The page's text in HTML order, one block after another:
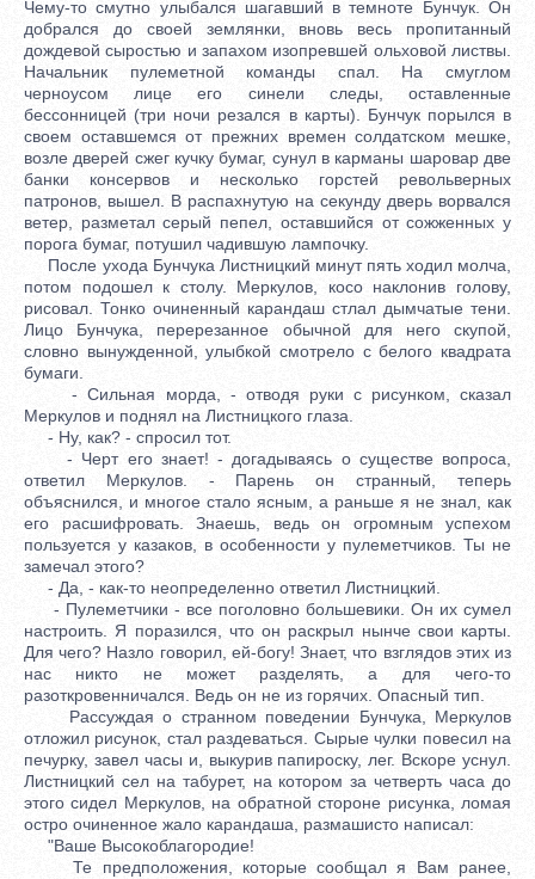
Чему-то смутно улыбался шагавший в темноте Бунчук. Он
добрался до своей землянки, вновь весь пропитанный
дождевой сыростью и запахом изопревшей ольховой листвы.
Начальник пулеметной команды спал. На смуглом
черноусом лице его синели следы, оставленные
бессонницей (три ночи резался в карты). Бунчук порылся в
своем оставшемся от прежних времен солдатском мешке,
возле дверей сжег кучку бумаг, сунул в карманы шаровар две
банки консервов и несколько горстей револьверных
патронов, вышел. В распахнутую на секунду дверь ворвался
ветер, разметал серый пепел, оставшийся от сожженных у
порога бумаг, потушил чадившую лампочку.
После ухода Бунчука Листницкий минут пять ходил молча,
потом подошел к столу. Меркулов, косо наклонив голову,
рисовал. Тонко очиненный карандаш стлал дымчатые тени.
Лицо Бунчука, перерезанное обычной для него скупой,
словно вынужденной, улыбкой смотрело с белого квадрата
бумаги.
- Сильная морда, - отводя руки с рисунком, сказал
Меркулов и поднял на Листницкого глаза.
- Ну, как? - спросил тот.
- Черт его знает! - догадываясь о существе вопроса,
ответил Меркулов. - Парень он странный, теперь
объяснился, и многое стало ясным, а раньше я не знал, как
его расшифровать. Знаешь, ведь он огромным успехом
пользуется у казаков, в особенности у пулеметчиков. Ты не
замечал этого?
- Да, - как-то неопределенно ответил Листницкий.
- Пулеметчики - все поголовно большевики. Он их сумел
настроить. Я поразился, что он раскрыл нынче свои карты.
Для чего? Назло говорил, ей-богу! Знает, что взглядов этих из
нас никто не может разделять, а для чего-то
разоткровенничался. Ведь он не из горячих. Опасный тип.
Рассуждая о странном поведении Бунчука, Меркулов
отложил рисунок, стал раздеваться. Сырые чулки повесил на
печурку, завел часы и, выкурив папироску, лег. Вскоре уснул.
Листницкий сел на табурет, на котором за четверть часа до
этого сидел Меркулов, на обратной стороне рисунка, ломая
остро очиненное жало карандаша, размашисто написал:
"Ваше Высокоблагородие!
Те предположения, которые сообщал я Вам ранее,